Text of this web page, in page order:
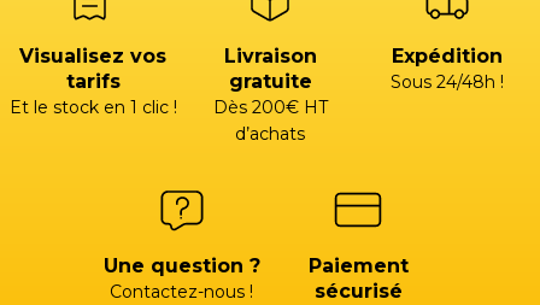
Visualisez vos
tarifs
Et le stock en 1 clic !
Livraison
gratuite
Dès 200€ HT
d’achats
Expédition
Sous 24/48h !
Une question ?
Contactez-nous !
Paiement
sécurisé